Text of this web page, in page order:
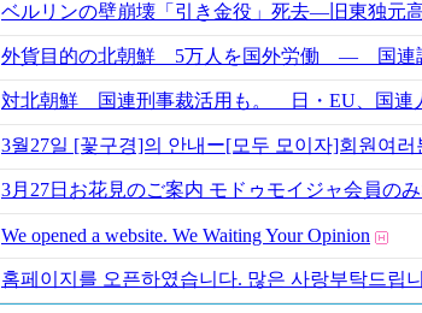
ベルリンの壁崩壊「引き金役」死去―旧東独元
外貨目的の北朝鮮 5万人を国外労働 ― 国連
対北朝鮮 国連刑事裁活用も。 日・EU、国
3월27일 [꽃구경]의 안내ー[모두 모이자]회원여러
3月27日お花見のご案内 モドゥモイジャ会員の
We opened a website. We Waiting Your Opinion
홈페이지를 오픈하였습니다. 많은 사랑부탁드립